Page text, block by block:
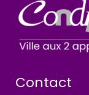
Contact